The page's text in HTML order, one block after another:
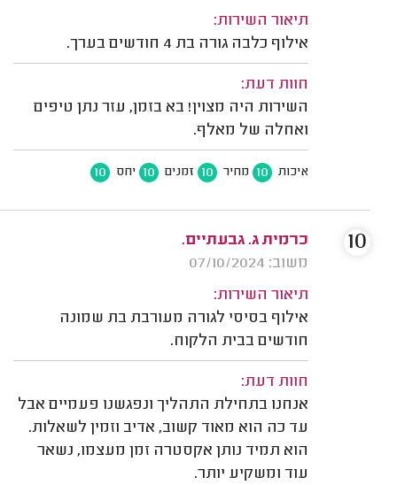
תיאור השירות:
אילוף כלבה גורה בת 4 חודשים בערך.
חוות דעת:
השירות היה מצוין! בא בזמן, עזר נתן טיפים
ואחלה של מאלף.
איכות 10 מחיר 10 זמנים 10 יחס 10
כרמית ג. גבעתיים.
משוב: 07/10/2024
תיאור השירות:
אילוף בסיסי לגורה מעורבת בת שמונה
חודשים בבית הלקוח.
חוות דעת:
אנחנו בתחילת התהליך ונפגשנו פעמיים אבל
עד כה הוא מאוד קשוב, אדיב וזמין לשאלות.
הוא תמיד נותן אקסטרה זמן מעצמו, נשאר
עוד ומשקיע יותר.
10